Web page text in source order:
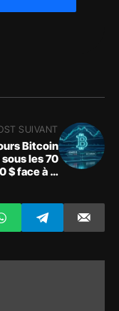
SUIVANT
Bitcoin
les 70
$ face à la